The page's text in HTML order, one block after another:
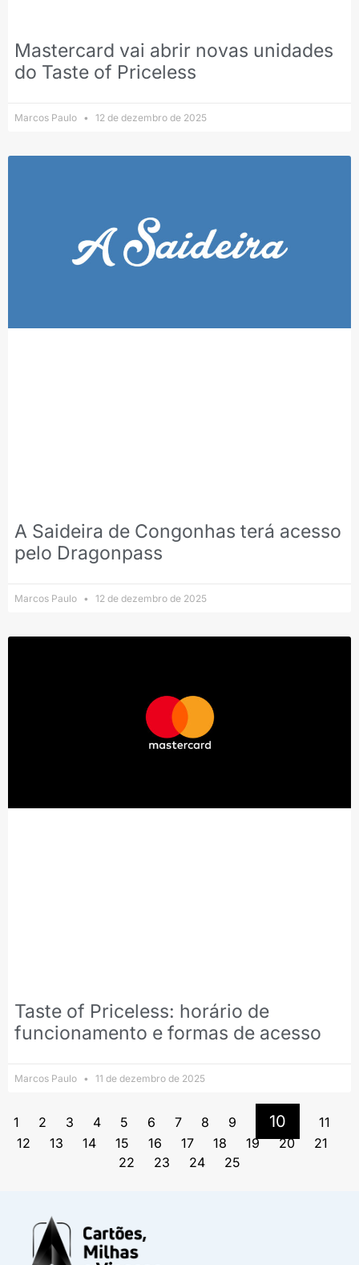
Mastercard vai abrir novas unidades
do Taste of Priceless
Marcos Paulo 12 de dezembro de 2025
A Saideira de Congonhas terá acesso
pelo Dragonpass
Marcos Paulo 12 de dezembro de 2025
Taste of Priceless: horário de
funcionamento e formas de acesso
Marcos Paulo 11 de dezembro de 2025
1 2 3 4 5 6 7 8 9 10
11
12
13 14 15 16 17 18 19 20
21
22
23 24 25